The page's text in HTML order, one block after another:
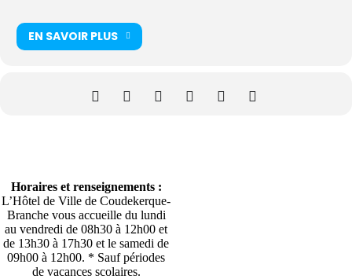
EN SAVOIR PLUS
Horaires et renseignements :
L’Hôtel de Ville de Coudekerque-
Branche vous accueille du lundi
au vendredi de 08h30 à 12h00 et
de 13h30 à 17h30 et le samedi de
09h00 à 12h00. * Sauf périodes
de vacances scolaires.